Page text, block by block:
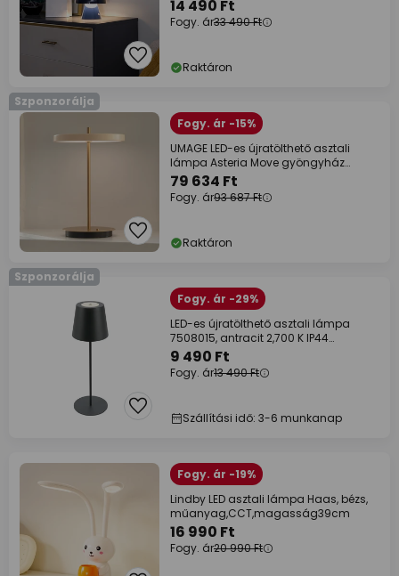
14 490 Ft
Fogy. ár33 490 Ft
Raktáron
Szponzorálja
Fogy. ár -15%
UMAGE LED-es újratölthető asztali
lámpa Asteria Move gyöngyház
fehér/réz 31cm
79 634 Ft
Fogy. ár93 687 Ft
Raktáron
Szponzorálja
Fogy. ár -29%
LED-es újratölthető asztali lámpa
7508015, antracit 2,700 K IP44
Touchdim
9 490 Ft
Fogy. ár13 490 Ft
Szállítási idő: 3-6 munkanap
Fogy. ár -19%
Lindby LED asztali lámpa Haas, bézs,
műanyag,CCT,magasság39cm
16 990 Ft
Fogy. ár20 990 Ft